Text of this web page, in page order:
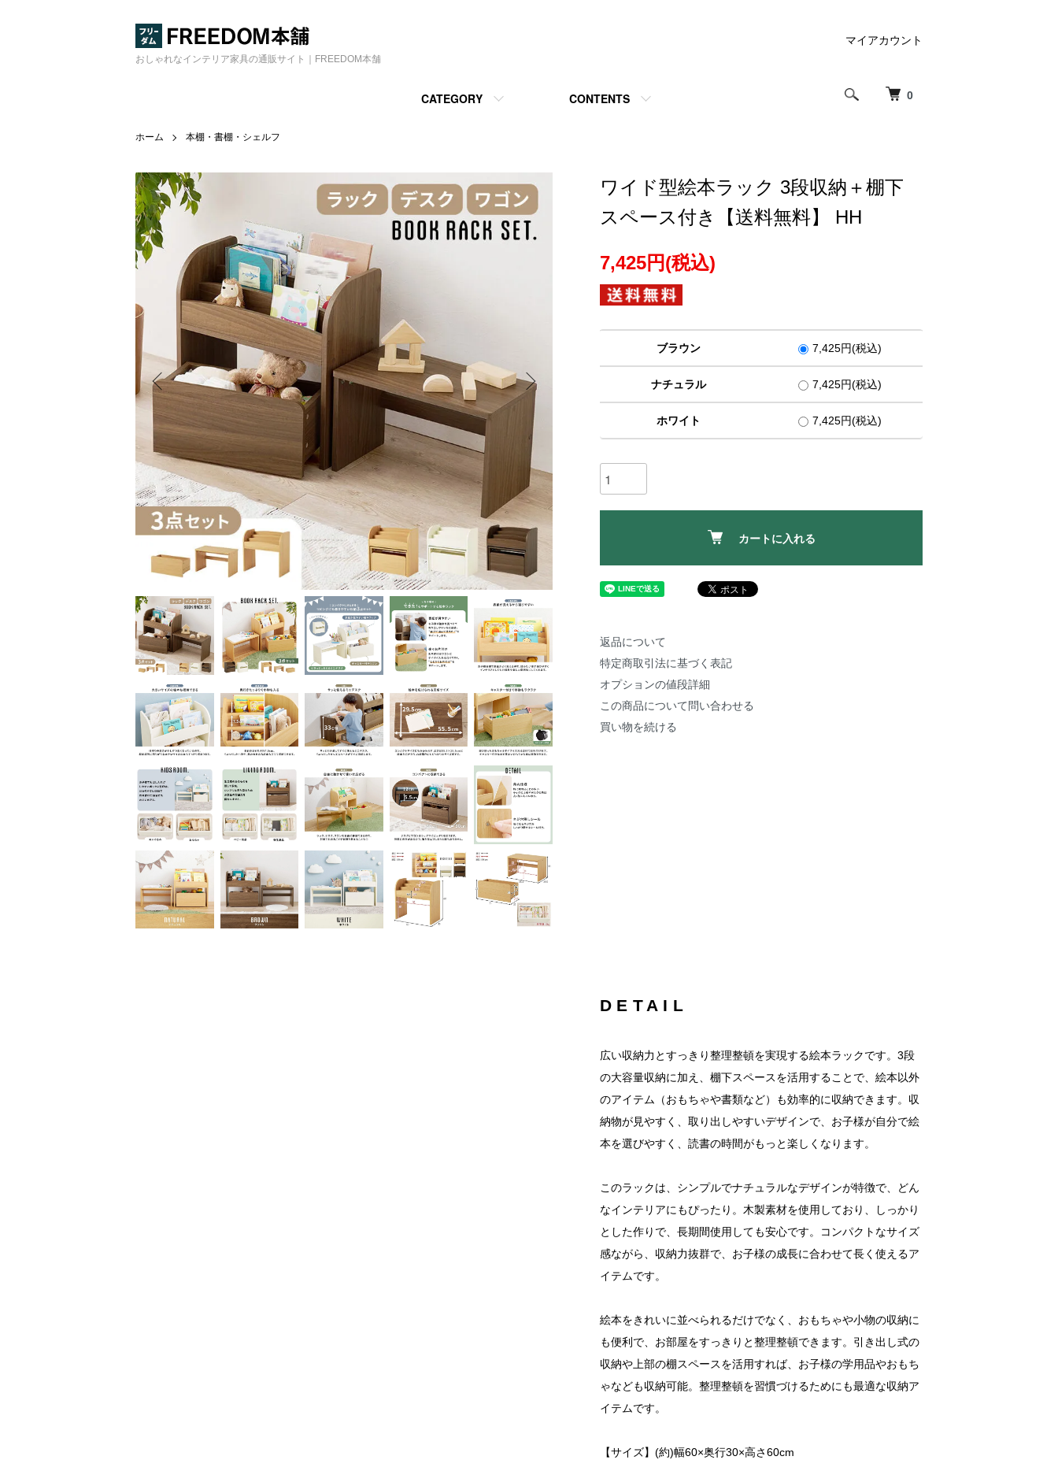
おしゃれなインテリア家具の通販サイト｜FREEDOM本舗
0
CATEGORY CONTENTS
マイアカウント
ホーム 本棚・書棚・シェルフ
ワイド型絵本ラック 3段収納＋棚下
スペース付き【送料無料】 HH
7,425円(税込)
ブラウン 7,425円(税込)
ナチュラル 7,425円(税込)
ホワイト 7,425円(税込)
カートに入れる
返品について
特定商取引法に基づく表記
オプションの値段詳細
この商品について問い合わせる
買い物を続ける
DETAIL
広い収納力とすっきり整理整頓を実現する絵本ラックです。3段
の大容量収納に加え、棚下スペースを活用することで、絵本以外
のアイテム（おもちゃや書類など）も効率的に収納できます。収
納物が見やすく、取り出しやすいデザインで、お子様が自分で絵
本を選びやすく、読書の時間がもっと楽しくなります。
このラックは、シンプルでナチュラルなデザインが特徴で、どん
なインテリアにもぴったり。木製素材を使用しており、しっかり
とした作りで、長期間使用しても安心です。コンパクトなサイズ
感ながら、収納力抜群で、お子様の成長に合わせて長く使えるア
イテムです。
絵本をきれいに並べられるだけでなく、おもちゃや小物の収納に
も便利で、お部屋をすっきりと整理整頓できます。引き出し式の
収納や上部の棚スペースを活用すれば、お子様の学用品やおもち
ゃなども収納可能。整理整頓を習慣づけるためにも最適な収納ア
イテムです。
【サイズ】(約)幅60×奥行30×高さ60cm